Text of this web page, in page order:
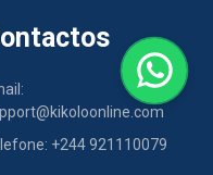
+244 921110079